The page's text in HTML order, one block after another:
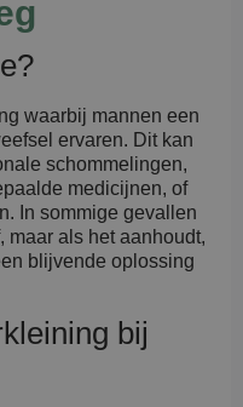
waarbij mannen een
ervaren. Dit kan
schommelingen,
medicijnen, of
In sommige gevallen
maar als het aanhoudt,
blijvende oplossing
bij